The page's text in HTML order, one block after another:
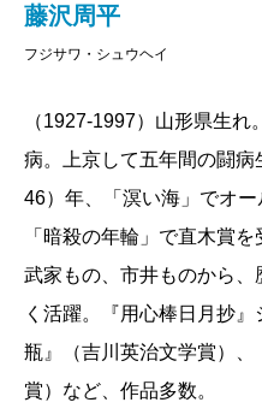
何が何だかわかりません
年開催されている鶴岡が
と同時に、ここの風景の
今まで横のひろがりばか
の中に垂直のひろがりが
できませんが、本書中の
れ』を歩く」を出羽三山
になったのも、この朝ゆえ
藤沢周平
フジサワ・シュウヘイ
（1927-1997）山形県生
病。上京して五年間の闘
46）年、「溟い海」でオー
「暗殺の年輪」で直木賞
武家もの、市井ものから
く活躍。『用心棒日月抄
瓶』（吉川英治文学賞）
賞）など、作品多数。